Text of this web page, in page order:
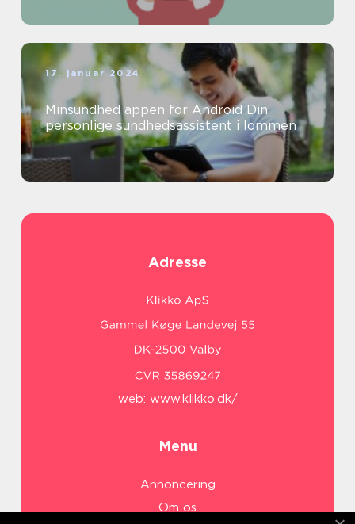
17. januar 2024
Minsundhed appen for Android Din
personlige sundhedsassistent i lommen
Adresse
web: www.klikko.dk/
Menu
Annoncering
Om os